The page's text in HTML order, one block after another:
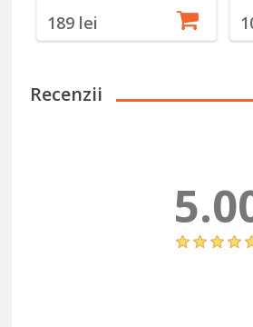
189 lei
Recenzii